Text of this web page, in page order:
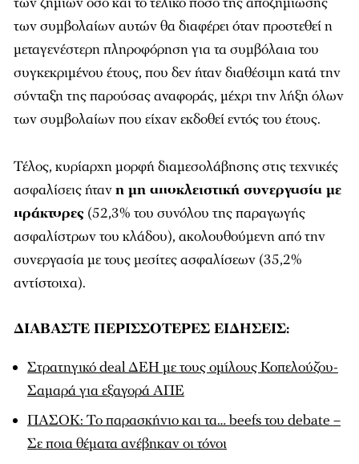
των συμβολαίων αυτών θα διαφέρει όταν προστεθεί η
μεταγενέστερη πληροφόρηση για τα συμβόλαια του
συγκεκριμένου έτους, που δεν ήταν διαθέσιμη κατά την
σύνταξη της παρούσας αναφοράς, μέχρι την λήξη όλων
των συμβολαίων που είχαν εκδοθεί εντός του έτους.
Τέλος, κυρίαρχη μορφή διαμεσολάβησης στις τεχνικές
ασφαλίσεις ήτανη μη αποκλειστική συνεργασία με
πράκτορες (52,3% του συνόλου της παραγωγής
ασφαλίστρων του κλάδου), ακολουθούμενη από την
συνεργασία με τους μεσίτες ασφαλίσεων (35,2%
αντίστοιχα).
ΔΙΑΒΑΣΤΕ ΠΕΡΙΣΣΟΤΕΡΕΣ ΕΙΔΗΣΕΙΣ:
Στρατηγικό deal ΔΕΗ με τους ομίλους Κοπελούζου-
Σαμαρά για εξαγορά ΑΠΕ
ΠΑΣΟΚ: Το παρασκήνιο και τα… beefs του debate –
Σε ποια θέματα ανέβηκαν οι τόνοι